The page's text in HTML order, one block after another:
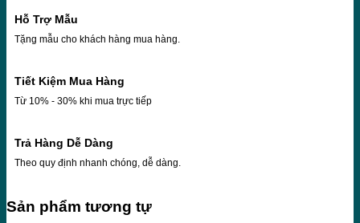
Hỗ Trợ Mẫu
Tặng mẫu cho khách hàng mua hàng.
Tiết Kiệm Mua Hàng
Từ 10% - 30% khi mua trực tiếp
Trả Hàng Dễ Dàng
Theo quy định nhanh chóng, dễ dàng.
Sản phẩm tương tự